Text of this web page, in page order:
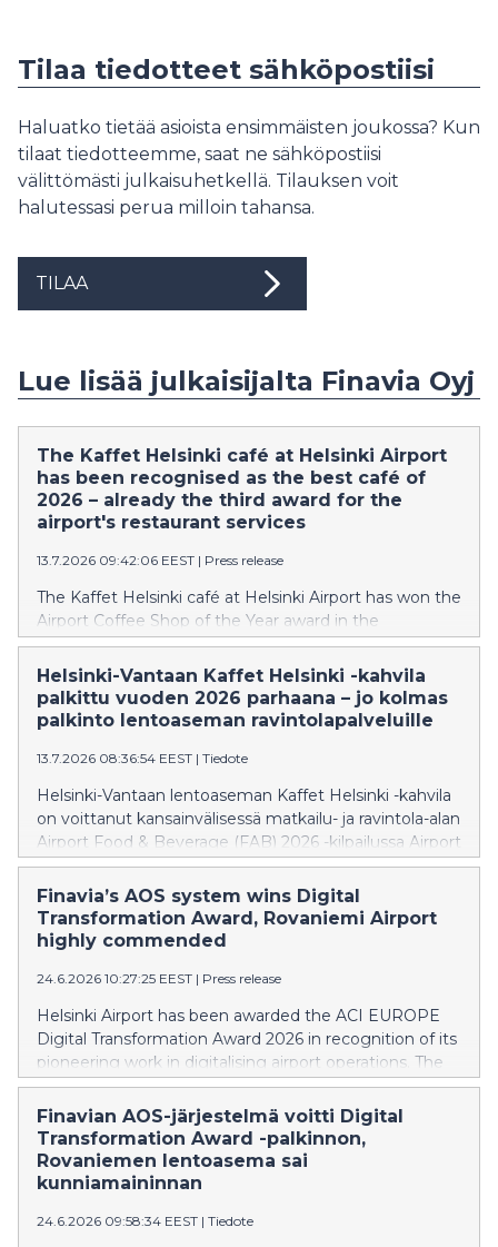
Tilaa tiedotteet sähköpostiisi
Haluatko tietää asioista ensimmäisten joukossa? Kun
tilaat tiedotteemme, saat ne sähköpostiisi
välittömästi julkaisuhetkellä. Tilauksen voit
halutessasi perua milloin tahansa.
TILAA
Lue lisää julkaisijalta Finavia Oyj
The Kaffet Helsinki café at Helsinki Airport
has been recognised as the best café of
2026 – already the third award for the
airport's restaurant services
13.7.2026 09:42:06 EEST | Press release
The Kaffet Helsinki café at Helsinki Airport has won the
Airport Coffee Shop of the Year award in the
international tourism and restaurant industry
competition Airport Food & Beverage (FAB) 2026. The
award was presented to Helsinki Airport’s restaurant
services for the third time.
Helsinki-Vantaan Kaffet Helsinki -kahvila
palkittu vuoden 2026 parhaana – jo kolmas
palkinto lentoaseman ravintolapalveluille
13.7.2026 08:36:54 EEST | Tiedote
Helsinki-Vantaan lentoaseman Kaffet Helsinki -kahvila
on voittanut kansainvälisessä matkailu- ja ravintola-alan
Airport Food & Beverage (FAB) 2026 -kilpailussa Airport
Coffee Shop of the Year -palkinnon. Vuoden paras -
tunnustus myönnettiin Helsinki-Vantaan lentoaseman
ravintolapalveluille jo kolmatta kertaa.
Finavia’s AOS system wins Digital
Transformation Award, Rovaniemi Airport
highly commended
24.6.2026 10:27:25 EEST | Press release
Helsinki Airport has been awarded the ACI EUROPE
Digital Transformation Award 2026 in recognition of its
pioneering work in digitalising airport operations. The
award highlights Finavia's Airport Operational Status
(AOS) system, which improves situational awareness,
operational efficiency and collaboration across the
airport community. Rovaniemi Airport also received a
High Commendation in the Best Airport category for
annually.
Finavian AOS-järjestelmä voitti Digital
Transformation Award -palkinnon,
Rovaniemen lentoasema sai
kunniamaininnan
24.6.2026 09:58:34 EEST | Tiedote